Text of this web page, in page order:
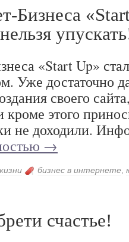
Бизнеса
«Start Up»
Уже достаточно
своего
этого
не доходили.
→
бизнес в интернете
счастье!